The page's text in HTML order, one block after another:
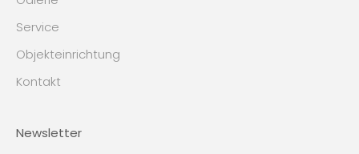
Service
Objekteinrichtung
Kontakt
Newsletter